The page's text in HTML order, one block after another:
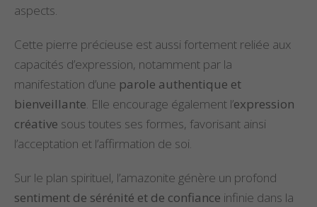
aspects.
Cette pierre précieuse est aussi fortement reliée aux
capacités d’expression, notamment par la
manifestation d’une parole authentique et
bienveillante. Elle encourage également l’expression
créative sous toutes ses formes, favorisant ainsi
l’acceptation et l’affirmation de soi.
Sur le plan spirituel, l’amazonite génère un profond
sentiment de sérénité et de confiance infinie dans la